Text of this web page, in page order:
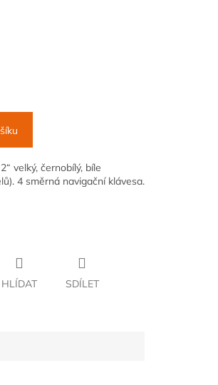
velký, černobílý, bíle
4 směrná navigační klávesa.
HLÍDAT SDÍLET